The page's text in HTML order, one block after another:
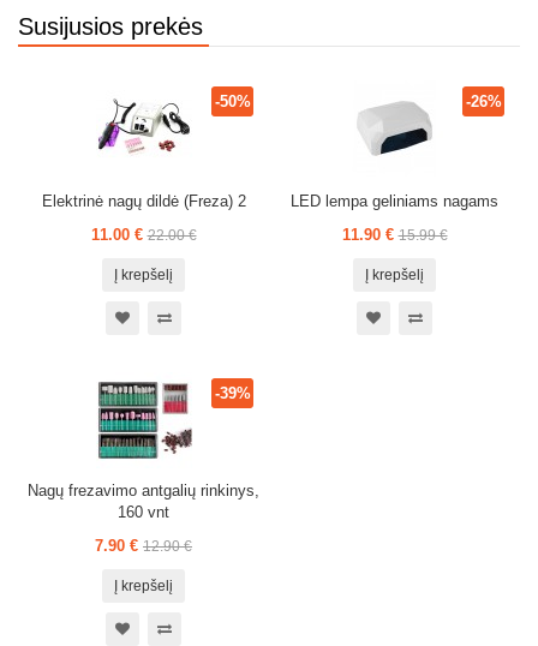
Susijusios prekės
Elektrinė nagų dildė (Freza) 2
11.00 € 22.00 €
-50%
Į krepšelį
LED lempa geliniams nagams
11.90 € 15.99 €
-26%
Į krepšelį
Nagų frezavimo antgalių rinkinys,
160 vnt
7.90 € 12.90 €
-39%
Į krepšelį